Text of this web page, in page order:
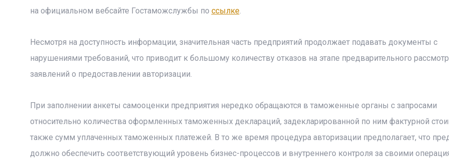
на официальном вебсайте Гостаможслужбы по ссылке.
Несмотря на доступность информации, значительная часть предприятий продолжает подавать документы с
нарушениями требований, что приводит к большому количеству отказов на этапе предварительного
заявлений о предоставлении авторизации.
При заполнении анкеты самооценки предприятия нередко обращаются в таможенные органы с запросами
относительно количества оформленных таможенных деклараций, задекларированной по ним фактурной
также сумм уплаченных таможенных платежей. В то же время процедура авторизации предполагает, что
должно обеспечить соответствующий уровень бизнес-процессов и внутреннего контроля за своими